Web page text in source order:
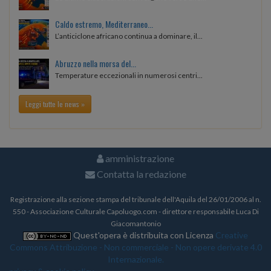
Caldo estremo, Mediterraneo...
L’anticiclone africano continua a dominare, il...
Abruzzo nella morsa del...
Temperature eccezionali in numerosi centri...
Leggi tutte le news »
amministrazione
Contatta la redazione
Registrazione alla sezione stampa del tribunale dell'Aquila del 26/01/2006 al n.
550 - Associazione Culturale Capoluogo.com - direttore responsabile Luca Di
Giacomantonio
Quest'opera è distribuita con Licenza Creative
Commons Attribuzione - Non commerciale - Non opere derivate 4.0
Internazionale.